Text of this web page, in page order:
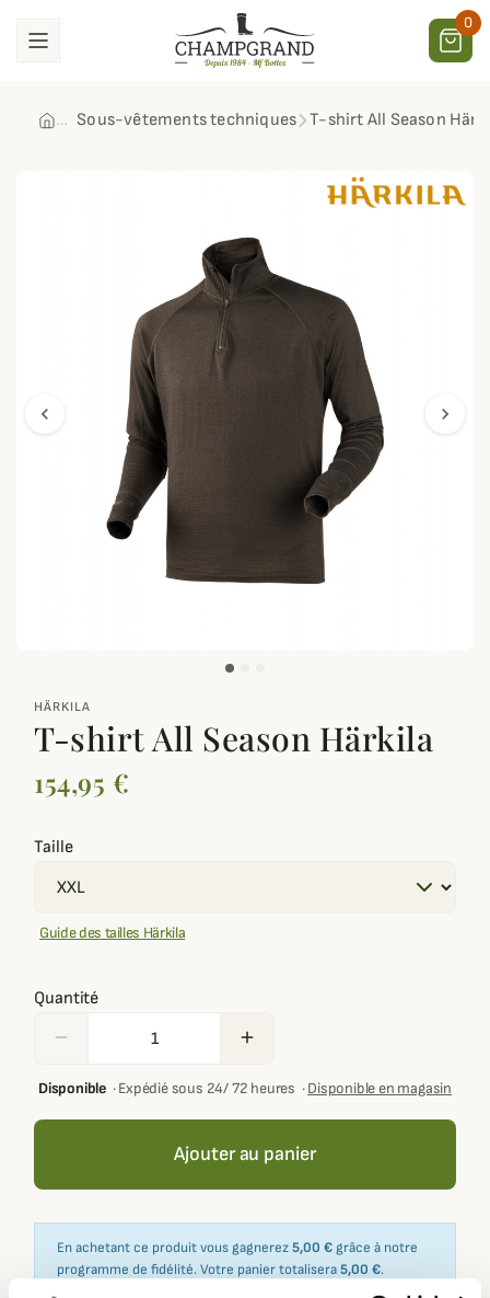
0
Sous-vêtements techniques T-shirt All Season
chevron_left chevron_right
HÄRKILA
T-shirt All Season Härkila
154,95 €
Taille
Guide des tailles Härkila
Quantité
remove add
Disponible·Expédié sous 24/ 72 heures ·Disponible en magasin
Ajouter au panier
En achetant ce produit vous gagnerez5,00 € grâce à notre
programme de fidélité. Votre panier totalisera5,00 €.